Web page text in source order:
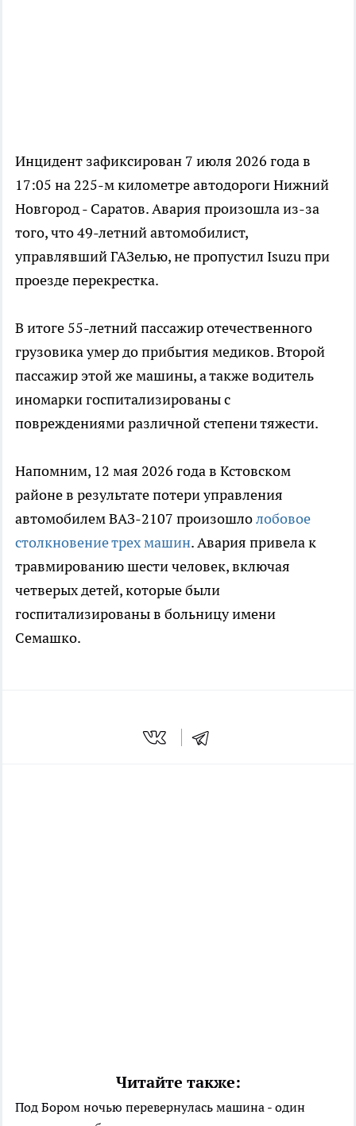
Инцидент зафиксирован 7 июля 2026 года в
17:05 на 225-м километре автодороги Нижний
Новгород - Саратов. Авария произошла из-за
того, что 49-летний автомобилист,
управлявший ГАЗелью, не пропустил Isuzu при
проезде перекрестка.
В итоге 55-летний пассажир отечественного
грузовика умер до прибытия медиков. Второй
пассажир этой же машины, а также водитель
иномарки госпитализированы с
повреждениями различной степени тяжести.
Напомним, 12 мая 2026 года в Кстовском
районе в результате потери управления
автомобилем ВАЗ-2107 произошлолобовое
столкновение трех машин. Авария привела к
травмированию шести человек, включая
четверых детей, которые были
госпитализированы в больницу имени
Семашко.
Читайте также:
Под Бором ночью перевернулась машина - один